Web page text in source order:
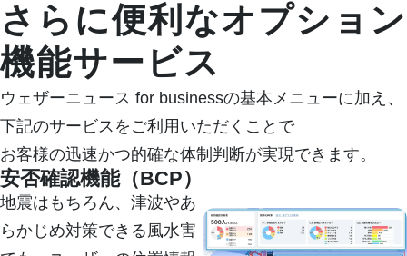
さらに便利なオプション
機能サービス
ウェザーニュース for businessの基本メニューに加え、
下記のサービスをご利用いただくことで
お客様の迅速かつ的確な体制判断が実現できます。
安否確認機能（BCP）
地震はもちろん、津波やあ
らかじめ対策できる風水害